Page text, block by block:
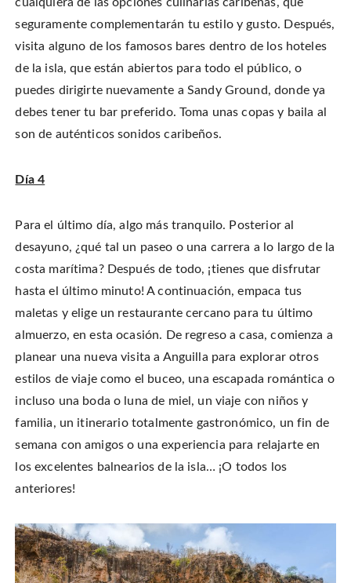
cualquiera de las opciones culinarias caribeñas, que
seguramente complementarán tu estilo y gusto. Después,
visita alguno de los famosos bares dentro de los hoteles
de la isla, que están abiertos para todo el público, o
puedes dirigirte nuevamente a Sandy Ground, donde ya
debes tener tu bar preferido. Toma unas copas y baila al
son de auténticos sonidos caribeños.
Día 4
Para el último día, algo más tranquilo. Posterior al
desayuno, ¿qué tal un paseo o una carrera a lo largo de la
costa marítima? Después de todo, ¡tienes que disfrutar
hasta el último minuto! A continuación, empaca tus
maletas y elige un restaurante cercano para tu último
almuerzo, en esta ocasión. De regreso a casa, comienza a
planear una nueva visita a Anguilla para explorar otros
estilos de viaje como el buceo, una escapada romántica o
incluso una boda o luna de miel, un viaje con niños y
familia, un itinerario totalmente gastronómico, un fin de
semana con amigos o una experiencia para relajarte en
los excelentes balnearios de la isla… ¡O todos los
anteriores!